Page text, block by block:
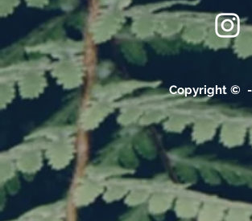
Copyright ©